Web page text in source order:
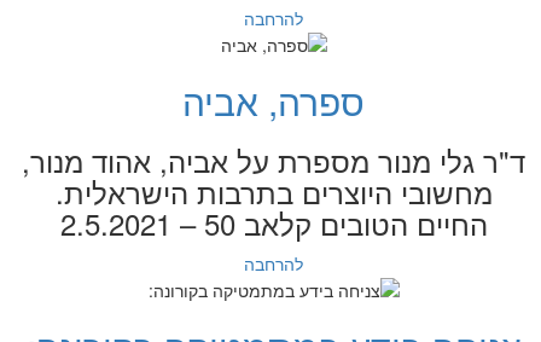
להרחבה
ספרה, אביה
ד"ר גלי מנור מספרת על אביה, אהוד מנור,
מחשובי היוצרים בתרבות הישראלית.
החיים הטובים קלאב 50 – 2.5.2021
להרחבה